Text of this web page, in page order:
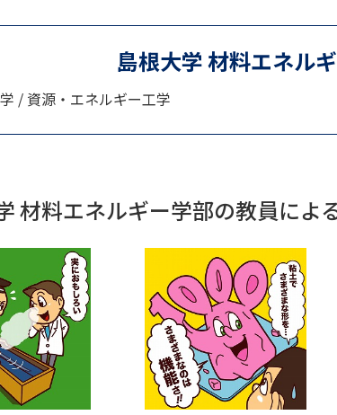
島根大学 材料エネル
/ 資源・エネルギー工学
材料エネルギー学部の教員によ